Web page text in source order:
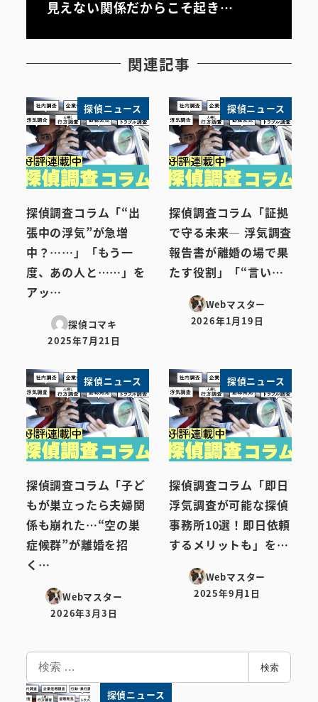
見えない関係だからこそ起き…
関連記事
探偵ニュース
探偵調査コラム「“出
張中の浮気”が急増
中？……」「もう一
度、あの人と……」を
アッ…
探偵コマキ
投稿日
2025年7月21日
探偵ニュース
探偵調査コラム「証拠
で守る未来― 浮気調査
報告書が離婚の場で果
たす役割」「“言い…
Webマスター
投稿日
2026年1月19日
探偵ニュース
探偵調査コラム「子ど
もが巣立ったら夫婦関
係も崩れた…“空の巣
症候群”が離婚を招
く…
Webマスター
投稿日
2026年3月3日
探偵ニュース
探偵調査コラム「即日
浮気調査が可能な探偵
事務所10選！即日依頼
するメリットも」を…
Webマスター
投稿日
2025年9月1日
索
検索
探偵ニュース